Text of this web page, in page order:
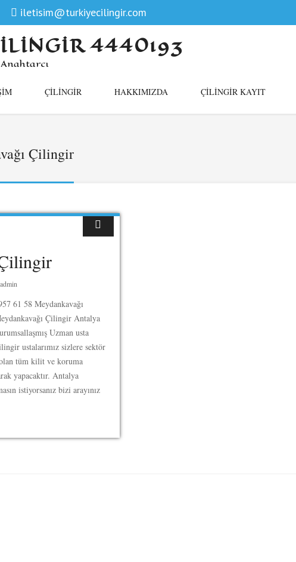
iletisim@turkiyecilingir.com
4440193
ÇILINGIR HAKKIMIZDA ÇILINGIR KAYIT
Çilingir
admin
61 58 Meydankavağı
Çilingir Antalya
Uzman usta
ustalarımız sizlere sektör
tüm kilit ve koruma
yapacaktır. Antalya
istiyorsanız bizi arayınız